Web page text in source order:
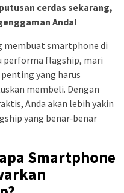
cerdas sekarang,
Anda!
membuat smartphone di
performa flagship, mari
yang harus
membeli. Dengan
Anda akan lebih yakin
yang benar‑benar
Smartphone